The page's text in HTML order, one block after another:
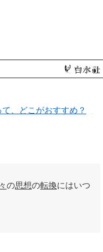
、どこがおすすめ？
の思想の転換にはいつ